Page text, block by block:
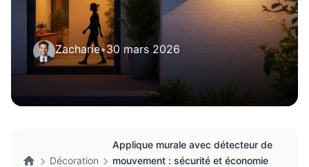
Zacharie•30 mars 2026
Décoration
Applique murale avec détecteur de
mouvement : sécurité et économie